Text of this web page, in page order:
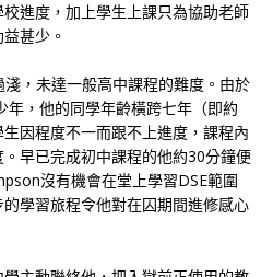
進度，加上學生上課只為協助老師
甚少。
，未達一般高中課程的難度。由於
年，他的同學年齡橫跨七年（即約
因程度不一而跟不上進度，課程內
早已完成初中課程的他約30分鐘便
沒有機會在堂上學習DSE範圍
學習旅程令他對在囚期間進修感心